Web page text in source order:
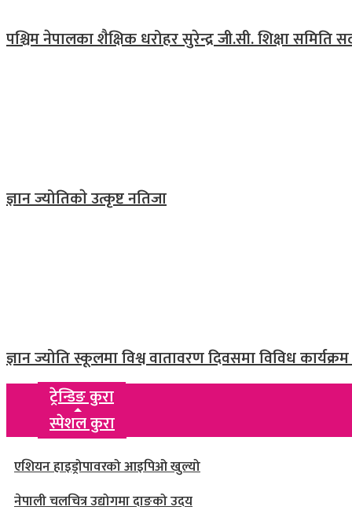
पश्चिम नेपालका शैक्षिक धरोहर सुरेन्द्र जी.सी. शिक्षा समिति
ज्ञान ज्योतिकाे उत्कृष्ट नतिजा
ज्ञान ज्योति स्कूलमा विश्व वातावरण दिवसमा विविध कार्यक्रम
ट्रेन्डिङ कुरा
स्पेशल कुरा
एशियन हाइड्रोपावरको आइपिओ खुल्यो
नेपाली चलचित्र उद्योगमा दाङको उदय